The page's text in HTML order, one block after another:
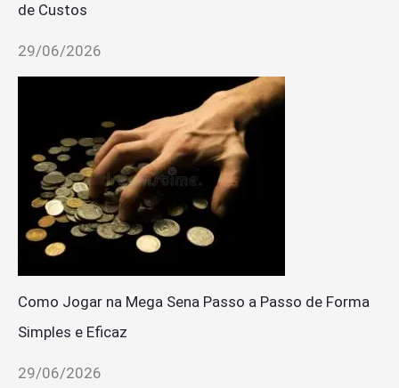
de Custos
29/06/2026
Como Jogar na Mega Sena Passo a Passo de Forma
Simples e Eficaz
29/06/2026